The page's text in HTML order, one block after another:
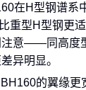
在H型钢谱系
重型H型钢更
注意——同高度
异明显。
的翼缘更